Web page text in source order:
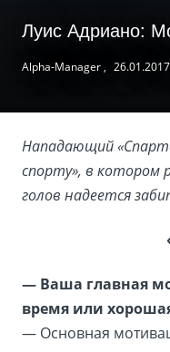
Луис Адриано:
Alpha-Manager , 26.01.2017
Нападающий
спорту», в котором
голов надеется
— Ваша главная
время или
— Основная